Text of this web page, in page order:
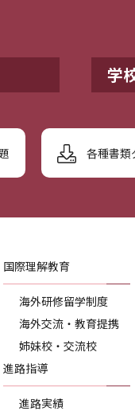
学
各種書類
国際理解教育
海外研修留学制度
海外交流・教育提携
姉妹校・交流校
進路指導
進路実績